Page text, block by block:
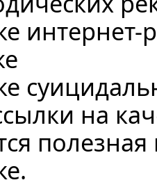
интернет-
на